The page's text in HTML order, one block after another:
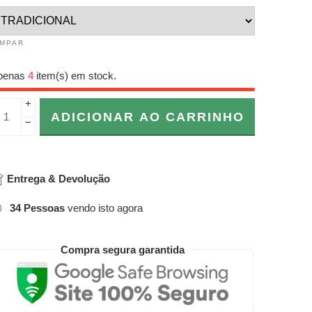
4item(s) em stock.
+
−
ADICIONAR AO CARRINHO
Entrega & Devolução
34 Pessoas vendo isto agora
Compra segura garantida